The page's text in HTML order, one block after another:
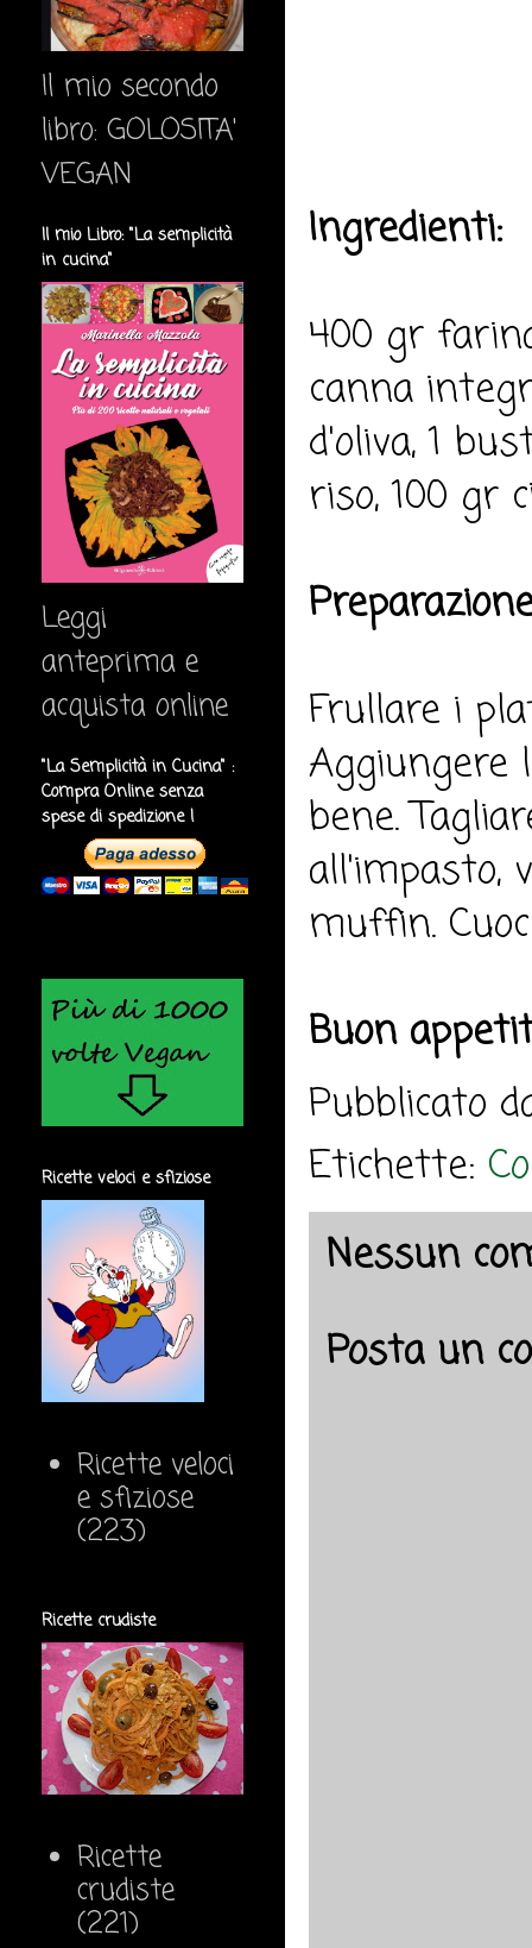
Ingredienti:
400 gr
canna
d'oliva, 1
riso, 100 gr
Frullare i
Aggiungere
bene.
all'impasto,
muffin.
Buon
Pubblicato
Etichette:
Nessun
Posta un
Il mio secondo
libro: GOLOSITA'
VEGAN
Il mio Libro: "La semplicità
in cucina"
Leggi
anteprima e
acquista online
"La Semplicità in Cucina" :
Compra Online senza
spese di spedizione !
Ricette veloci e sfiziose
Ricette veloci
e sfiziose
(223)
Ricette crudiste
Ricette
crudiste
(221)